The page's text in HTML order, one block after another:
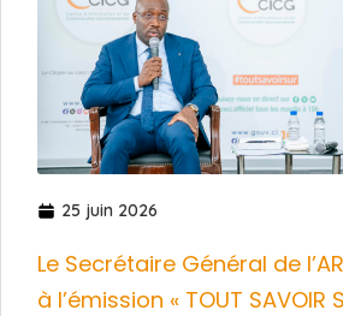
25 juin 2026
Le Secrétaire Général de
à l’émission « TOUT SAVOIR